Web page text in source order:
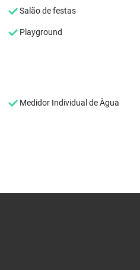
Salão de festas
Playground
Medidor Individual de Àgua